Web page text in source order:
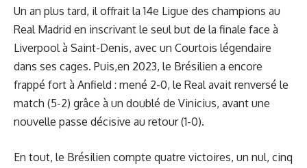
Un an plus tard, il offrait la 14e Ligue des champions au
Real Madrid en inscrivant le seul but de la finale face à
Liverpool à Saint-Denis, avec un Courtois légendaire
dans ses cages. Puis,en 2023, le Brésilien a encore
frappé fort à Anfield : mené 2-0, le Real avait renversé le
match (5-2) grâce à un doublé de Vinicius, avant une
nouvelle passe décisive au retour (1-0).
En tout, le Brésilien compte quatre victoires, un nul, cinq